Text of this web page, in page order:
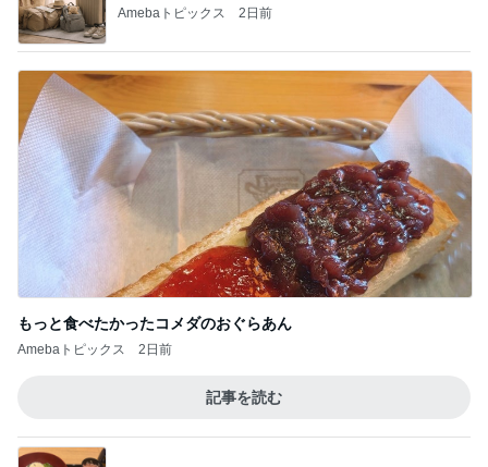
Amebaトピックス 2日前
もっと食べたかったコメダのおぐらあん
Amebaトピックス 2日前
記事を読む